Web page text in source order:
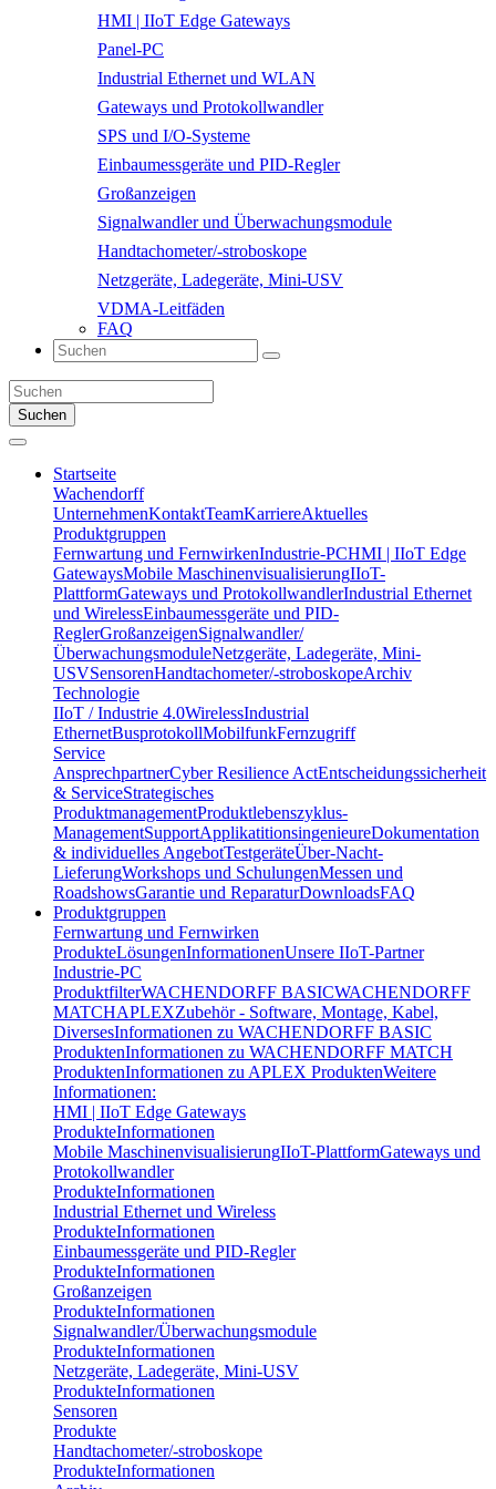
HMI | IIoT Edge Gateways
Panel-PC
Industrial Ethernet und WLAN
Gateways und Protokollwandler
SPS und I/O-Systeme
Einbaumessgeräte und PID-Regler
Großanzeigen
Signalwandler und Überwachungsmodule
Handtachometer/-stroboskope
Netzgeräte, Ladegeräte, Mini-USV
VDMA-Leitfäden
FAQ
Suchen
Startseite
Wachendorff
UnternehmenKontaktTeamKarriereAktuelles
Produktgruppen
Fernwartung und FernwirkenIndustrie-PCHMI | IIoT Edge
GatewaysMobile MaschinenvisualisierungIIoT-
PlattformGateways und ProtokollwandlerIndustrial Ethernet
und WirelessEinbaumessgeräte und PID-
ReglerGroßanzeigenSignalwandler/
ÜberwachungsmoduleNetzgeräte, Ladegeräte, Mini-
USVSensorenHandtachometer/-stroboskopeArchiv
Technologie
IIoT / Industrie 4.0WirelessIndustrial
EthernetBusprotokollMobilfunkFernzugriff
Service
AnsprechpartnerCyber Resilience ActEntscheidungssicherheit
& ServiceStrategisches
ProduktmanagementProduktlebenszyklus-
ManagementSupportApplikatitionsingenieureDokumentation
& individuelles AngebotTestgeräteÜber-Nacht-
LieferungWorkshops und SchulungenMessen und
RoadshowsGarantie und ReparaturDownloadsFAQ
Produktgruppen
Fernwartung und Fernwirken
ProdukteLösungenInformationenUnsere IIoT-Partner
Industrie-PC
ProduktfilterWACHENDORFF BASICWACHENDORFF
MATCHAPLEXZubehör - Software, Montage, Kabel,
DiversesInformationen zu WACHENDORFF BASIC
ProduktenInformationen zu WACHENDORFF MATCH
ProduktenInformationen zu APLEX ProduktenWeitere
Informationen:
HMI | IIoT Edge Gateways
ProdukteInformationen
Mobile MaschinenvisualisierungIIoT-PlattformGateways und
Protokollwandler
ProdukteInformationen
Industrial Ethernet und Wireless
ProdukteInformationen
Einbaumessgeräte und PID-Regler
ProdukteInformationen
Großanzeigen
ProdukteInformationen
Signalwandler/Überwachungsmodule
ProdukteInformationen
Netzgeräte, Ladegeräte, Mini-USV
ProdukteInformationen
Sensoren
Produkte
Handtachometer/-stroboskope
ProdukteInformationen